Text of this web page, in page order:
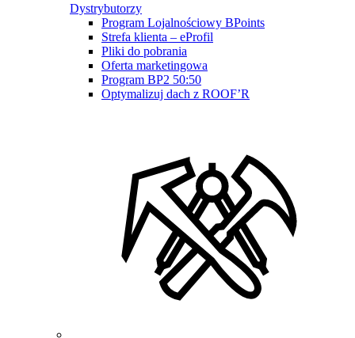
Dystrybutorzy
Program Lojalnościowy BPoints
Strefa klienta – eProfil
Pliki do pobrania
Oferta marketingowa
Program BP2 50:50
Optymalizuj dach z ROOF’R